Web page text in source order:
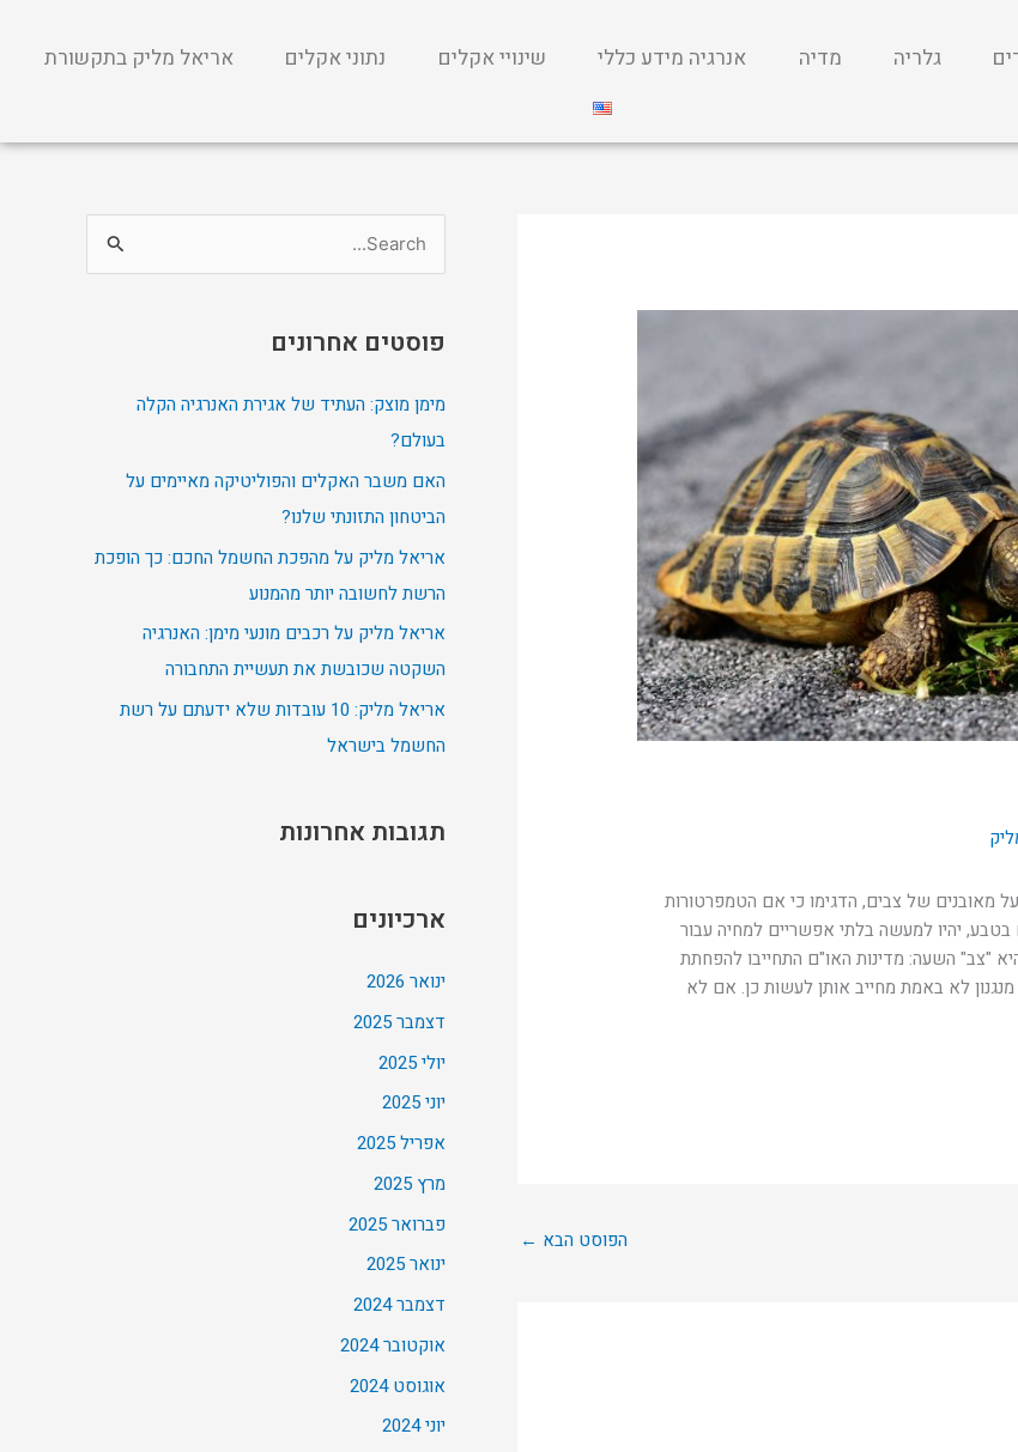
גלריה מדיה אנרגיה מידע כללי שינויי אקלים נתוני אקלים אריאל מליק בתקשורת
מאובנים של צבים, הדגימו כי אם הטמפרטורות
בטבע, יהיו למעשה בלתי אפשריים למחיה עבור
"צב" השעה: מדינות האו"ם התחייבו להפחתת
לא באמת מחייב אותן לעשות כן. אם לא
הפוסט הבא ←
r
:
פוסטים אחרונים
מימן מוצק: העתיד של אגירת האנרגיה הקלה
בעולם?
האם משבר האקלים והפוליטיקה מאיימים על
הביטחון התזונתי שלנו?
אריאל מליק על מהפכת החשמל החכם: כך הופכת
הרשת לחשובה יותר מהמנוע
אריאל מליק על רכבים מונעי מימן: האנרגיה
השקטה שכובשת את תעשיית התחבורה
אריאל מליק: 10 עובדות שלא ידעתם על רשת
החשמל בישראל
תגובות אחרונות
ארכיונים
ינואר 2026
דצמבר 2025
יולי 2025
יוני 2025
אפריל 2025
מרץ 2025
פברואר 2025
ינואר 2025
דצמבר 2024
אוקטובר 2024
אוגוסט 2024
יוני 2024